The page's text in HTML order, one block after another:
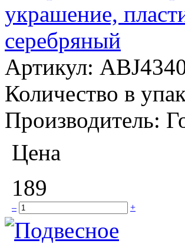
украшение,
серебряный
Артикул:
Количество в
Производитель:
Цена
189
– +